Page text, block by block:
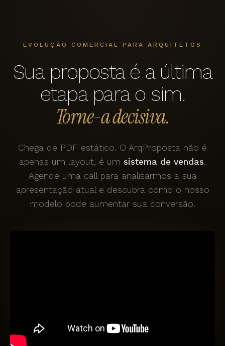
EVOLUÇÃO COMERCIAL PARA ARQUITETOS
Sua proposta é a última
etapa para o sim.
Torne-a decisiva.
Chega de PDF estático. O ArqProposta não é
apenas um layout, é um sistema de vendas.
Agende uma call para analisarmos a sua
apresentação atual e descubra como o nosso
modelo pode aumentar sua conversão.